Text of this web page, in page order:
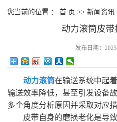
您当前的位置 ： 首 页 >> 新闻资讯
动力滚筒皮
发布日期：
动力滚筒在输送系统中起
输送效率降低，甚至引发设备
多个角度分析原因并采取对应措
皮带自身的磨损老化是导致